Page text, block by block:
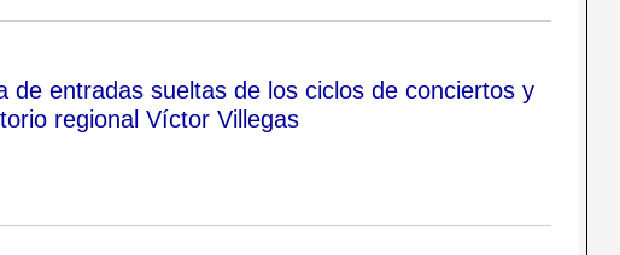
de entradas sueltas de los ciclos de conciertos y
regional Víctor Villegas